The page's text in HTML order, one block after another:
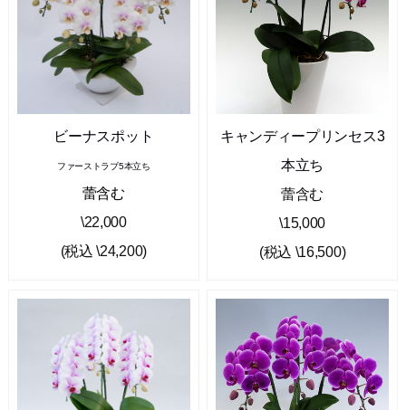
ビーナスポット
ファーストラブ5本立ち
蕾含む
\22,000
(税込 \24,200)
キャンディープリンセス3
本立ち
蕾含む
\15,000
(税込 \16,500)